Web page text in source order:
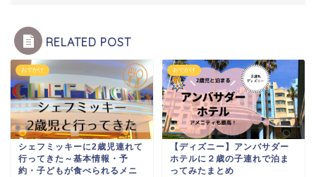
RELATED POST
おでかけ
シェフミッキーに2歳児連れて
行ってきた～基本情報・予
約・子どもが食べられるメニ
おでかけ
【ディズニー】アンバサダー
ホテルに２歳の子連れで泊ま
ってみたまとめ